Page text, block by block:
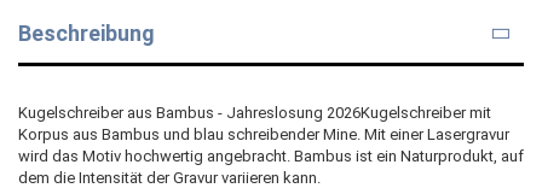
Beschreibung
Kugelschreiber aus Bambus - Jahreslosung 2026Kugelschreiber mit
Korpus aus Bambus und blau schreibender Mine. Mit einer Lasergravur
wird das Motiv hochwertig angebracht. Bambus ist ein Naturprodukt, auf
dem die Intensität der Gravur variieren kann.